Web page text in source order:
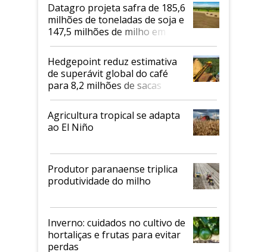
Datagro projeta safra de 185,6
milhões de toneladas de soja e
147,5 milhões de milho em
2026/27
Hedgepoint reduz estimativa
de superávit global do café
para 8,2 milhões de sacas
Agricultura tropical se adapta
ao El Niño
Produtor paranaense triplica
produtividade do milho
Inverno: cuidados no cultivo de
hortaliças e frutas para evitar
perdas